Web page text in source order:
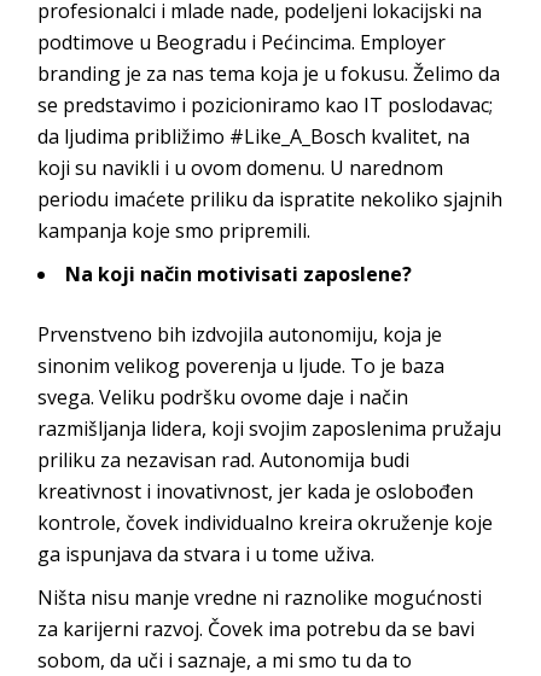
profesionalci i mlade nade, podeljeni lokacijski na
podtimove u Beogradu i Pećincima. Employer
branding je za nas tema koja je u fokusu. Želimo da
se predstavimo i pozicioniramo kao IT poslodavac;
da ljudima približimo #Like_A_Bosch kvalitet, na
koji su navikli i u ovom domenu. U narednom
periodu imaćete priliku da ispratite nekoliko sjajnih
kampanja koje smo pripremili.
Na koji način motivisati zaposlene?
Prvenstveno bih izdvojila autonomiju, koja je
sinonim velikog poverenja u ljude. To je baza
svega. Veliku podršku ovome daje i način
razmišljanja lidera, koji svojim zaposlenima pružaju
priliku za nezavisan rad. Autonomija budi
kreativnost i inovativnost, jer kada je oslobođen
kontrole, čovek individualno kreira okruženje koje
ga ispunjava da stvara i u tome uživa.
Ništa nisu manje vredne ni raznolike mogućnosti
za karijerni razvoj. Čovek ima potrebu da se bavi
sobom, da uči i saznaje, a mi smo tu da to